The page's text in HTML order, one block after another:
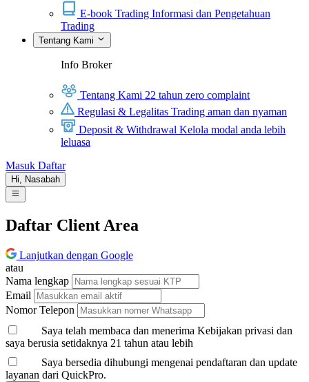
E-book Trading Informasi dan Pengetahuan
Trading
Tentang Kami
Info Broker
Tentang Kami 22 tahun zero complaint
Regulasi & Legalitas Trading aman dan nyaman
Deposit & Withdrawal Kelola modal anda lebih
leluasa
Masuk Daftar
Hi, Nasabah
Daftar Client Area
Lanjutkan dengan Google
atau
Nama lengkap
Email
Nomor Telepon
Saya telah membaca dan menerima Kebijakan privasi dan
saya berusia setidaknya 21 tahun atau lebih
Saya bersedia dihubungi mengenai pendaftaran dan update
layanan dari QuickPro.